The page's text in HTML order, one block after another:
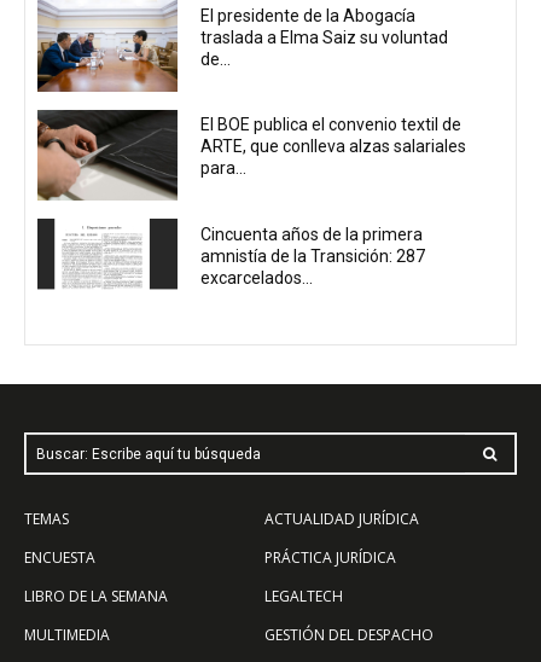
El presidente de la Abogacía
traslada a Elma Saiz su voluntad
de...
El BOE publica el convenio textil de
ARTE, que conlleva alzas salariales
para...
Cincuenta años de la primera
amnistía de la Transición: 287
excarcelados...
Buscar: Escribe aquí tu búsqueda
TEMAS
ENCUESTA
LIBRO DE LA SEMANA
MULTIMEDIA
ACTUALIDAD JURÍDICA
PRÁCTICA JURÍDICA
LEGALTECH
GESTIÓN DEL DESPACHO